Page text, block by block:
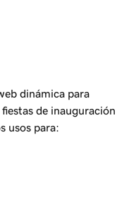
dinámica para
de inauguración
usos para: